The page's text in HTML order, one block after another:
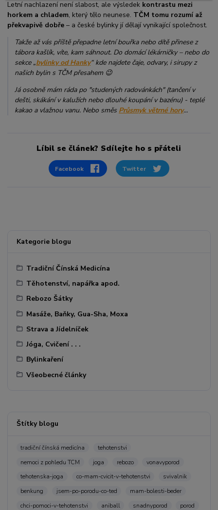
Kategorie blogu
Tradiční Čínská Medicína
Těhotenství, napářka apod.
Rebozo Šátky
Masáže, Baňky, Gua-Sha, Moxa
Strava a Jídelníček
Jóga, Cvičení . . .
Bylinkaření
Všeobecné články
Štítky blogu
tradiční čínská medicína
tehotenstvi
nemoci z pohledu TCM
joga rebozo
vonavyporod
tehotenska-joga
co-mam-cvicit-v-tehotenstvi
svivalnik
benkung
jsem-po-porodu-co-ted
mam-bolesti-beder
chci-pomoci-v-tehotenstvi
aniball snadnyporod
porod
Letní nachlazení není slabost, ale výsledek kontrastu mezi
horkem a chladem, který tělo neunese. TČM tomu rozumí až
překvapivě dobře – a české bylinky jí dělají vynikající společnost.
Takže až vás příště přepadne letní bouřka nebo dítě přinese z
tábora kašlík, víte, kam sáhnout. Do domácí lékárničky – nebo do
sekce „bylinky od Hanky“ kde najdete čaje, odvary, i sirupy z
našich bylin s TČM přesahem 😉
Já osobně mám ráda po "studených radovánkách" (tančení v
dešti, skákání v kalužích nebo dlouhé koupání v bazénu) - teplé
kakao a vlažnou vanu. Nebo směs Průsmyk větrné hory...
Líbil se článek? Sdílejte ho s přáteli
Facebook Twitter